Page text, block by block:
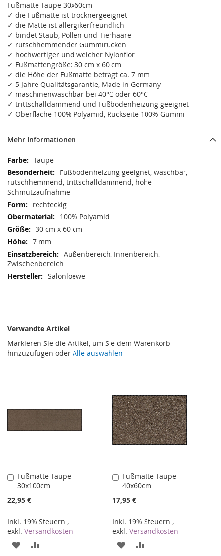
Fußmatte Taupe 30x60cm
✓ die Fußmatte ist trocknergeeignet
✓ die Matte ist allergikerfreundlich
✓ bindet Staub, Pollen und Tierhaare
✓ rutschhemmender Gummirücken
✓ hochwertiger und weicher Nylonflor
✓ Fußmattengröße: 30 cm x 60 cm
✓ die Höhe der Fußmatte beträgt ca. 7 mm
✓ 5 Jahre Qualitätsgarantie, Made in Germany
✓ maschinenwaschbar bei 40°C oder 60°C
✓ trittschalldämmend und Fußbodenheizung geeignet
✓ Oberfläche 100% Polyamid, Rückseite 100% Gummi
Mehr Informationen
Mehr
Informationen
Taupe
Fußbodenheizung geeignet, waschbar,
rutschhemmend, trittschalldämmend, hohe
Schmutzaufnahme
rechteckig
100% Polyamid
30 cm x 60 cm
7 mm
Außenbereich, Innenbereich,
Zwischenbereich
Salonloewe
Verwandte Artikel
Markieren Sie die Artikel, um Sie dem Warenkorb
hinzuzufügen oder Alle auswählen
Fußmatte Taupe
30x100cm
22,95 €
Inkl. 19% Steuern ,
exkl. Versandkosten
In
den
Warenkorb
ZUR
Fußmatte Taupe
40x60cm
17,95 €
Inkl. 19% Steuern ,
exkl.Versandkosten
In
den
Warenkorb
ZUR